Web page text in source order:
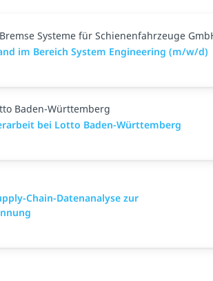
Systeme für Schienenfahrzeuge
im Bereich System Engineering (m/w/d)
Baden-Württemberg
bei Lotto Baden-Württemberg
Chain-Datenanalyse zur